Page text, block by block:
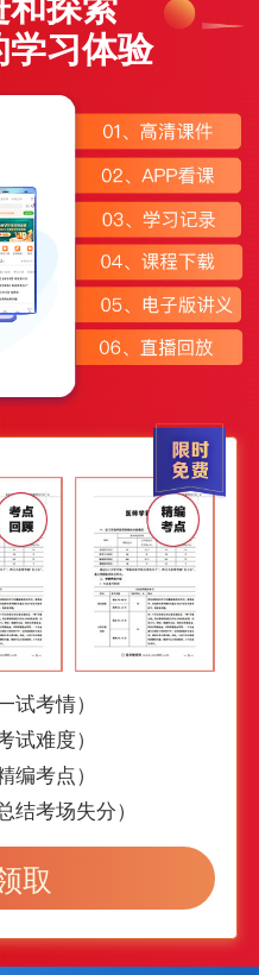
习体验
试考情）
试难度）
编考点）
总结考场失分）
取